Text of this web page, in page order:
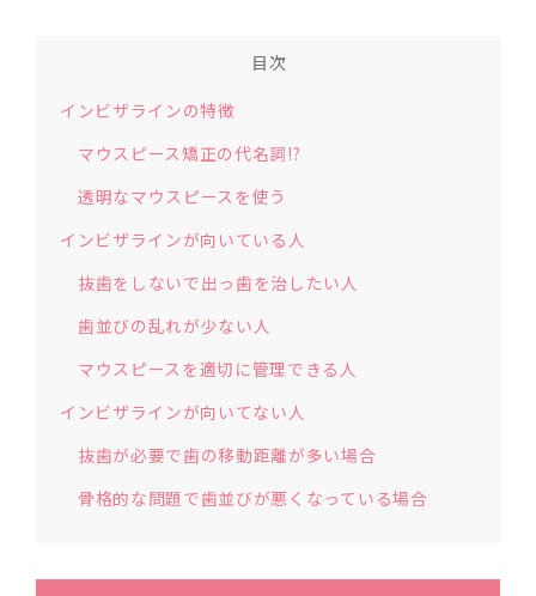
目次
インビザラインの特徴
マウスピース矯正の代名詞!?
透明なマウスピースを使う
インビザラインが向いている人
抜歯をしないで出っ歯を治したい人
歯並びの乱れが少ない人
マウスピースを適切に管理できる人
インビザラインが向いてない人
抜歯が必要で歯の移動距離が多い場合
骨格的な問題で歯並びが悪くなっている場合